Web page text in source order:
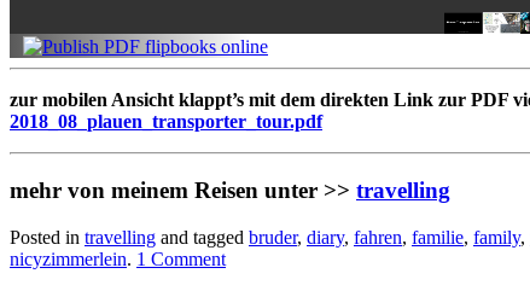
zur mobilen Ansicht klappt’s mit dem direkten Link zur PDF
2018_08_plauen_transporter_tour.pdf
mehr von meinem Reisen unter >> travelling
Posted in travelling and tagged bruder, diary, fahren, familie, family,
nicyzimmerlein. 1 Comment